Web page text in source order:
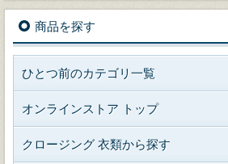
商品を探す
ひとつ前のカテゴリ一覧
オンラインストア トップ
クロージング 衣類から探す